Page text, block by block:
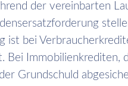
der vereinbarten
ist bei
Bei Immobilienkrediten,
Grundschuld